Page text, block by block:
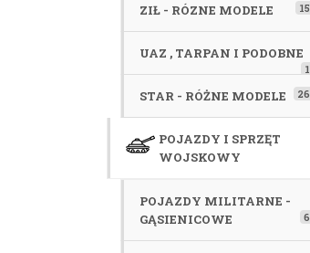
ZIŁ - RÓZNE MODELE 15
UAZ , TARPAN I PODOBNE
1
STAR - RÓŻNE MODELE 26
POJAZDY I SPRZĘT
WOJSKOWY
POJAZDY MILITARNE -
GĄSIENICOWE
6